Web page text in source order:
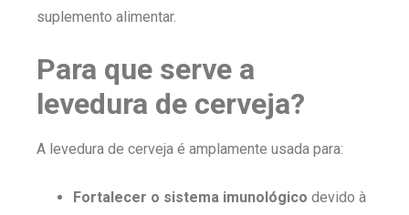
suplemento alimentar.
Para que serve a
levedura de cerveja?
A levedura de cerveja é amplamente usada para:
Fortalecer o sistema imunológico devido à